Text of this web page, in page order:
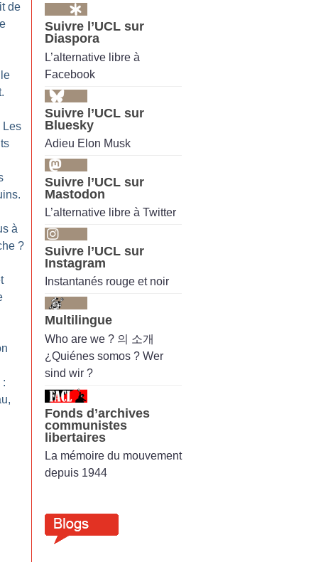
de
Les
à
?
:
Suivre l’UCL sur
Diaspora
L’alternative libre à
Facebook
Suivre l’UCL sur
Bluesky
Adieu Elon Musk
Suivre l’UCL sur
Mastodon
L’alternative libre à Twitter
Suivre l’UCL sur
Instagram
Instantanés rouge et noir
Multilingue
Who are we ? 의 소개
¿Quiénes somos ? Wer
sind wir ?
Fonds d’archives
communistes
libertaires
La mémoire du mouvement
depuis 1944